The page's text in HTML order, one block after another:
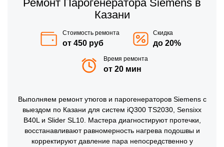
Ремонт Парогенератора Siemens в
Казани
Стоимость ремонта
от 450 руб
Скидка
до 20%
Время ремонта
от 20 мин
Выполняем ремонт утюгов и парогенераторов Siemens с
выездом по Казани для систем iQ300 TS2030, Sensixx
B40L и Slider SL10. Мастера диагностируют протечки,
восстанавливают равномерность нагрева подошвы и
корректируют давление пара непосредственно у